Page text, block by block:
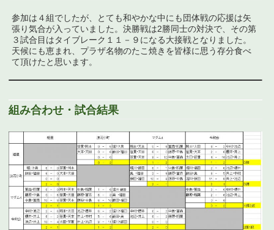
参加は４組でしたが、とても和やかな中にも団体戦の応援は矢
張り気合が入っていました。決勝戦は2勝同士の対決で、その第
３試合目はタイブレーク１１－９になる大接戦となりました。
天候にも恵まれ、プラザ名物のたこ焼きを皆様に思う存分食べ
て頂けたと思います。
組み合わせ・試合結果